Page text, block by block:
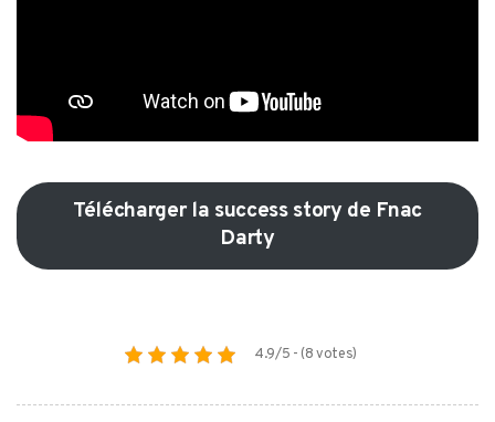
Télécharger la success story de Fnac
Darty
4.9/5 - (8 votes)